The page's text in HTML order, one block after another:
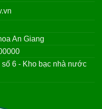
An Giang
6 - Kho bạc nhà nước